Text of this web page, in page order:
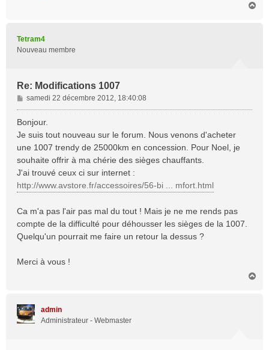
Tetram4
Nouveau membre
Re: Modifications 1007
M
e
s
g
e
samedi 22 décembre 2012, 18:40:08
Bonjour.
Je suis tout nouveau sur le forum. Nous venons d'acheter
une 1007 trendy de 25000km en concession. Pour Noel, je
souhaite offrir à ma chérie des sièges chauffants.
J'ai trouvé ceux ci sur internet :
http://www.avstore.fr/accessoires/56-bi ... mfort.html
Ca m'a pas l'air pas mal du tout ! Mais je ne me rends pas
compte de la difficulté pour déhousser les sièges de la 1007.
Quelqu'un pourrait me faire un retour la dessus ?
Merci à vous !
admin
Administrateur - Webmaster